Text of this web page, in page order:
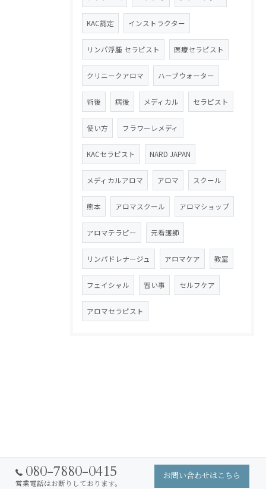
KAC認定 インストラクター
リンパ浮腫 セラピスト 医療セラピスト
クリニークアロマ ハーブウォーター
術後 病後 メディカル セラピスト
使い方 フラワーレメディ
KACセラピスト NARD JAPAN
メディカルアロマ アロマ スクール
熊本 アロマスクール アロマショップ
アロマテラピー 元看護師
リンパドレナージュ アロマケア 教室
フェイシャル 習い事 セルフケア
アロマセラピスト
080-7880-0415
営業電話はお断りしております。
お問い合わせはこちら